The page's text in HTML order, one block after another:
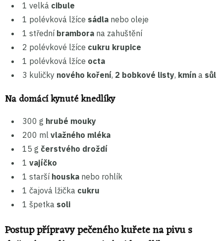
1 velká cibule
1 polévková lžíce sádla nebo oleje
1 střední brambora na zahuštění
2 polévkové lžíce cukru krupice
1 polévková lžíce octa
3 kuličky nového koření, 2 bobkové listy, kmín a sůl
Na domácí kynuté knedlíky
300 g hrubé mouky
200 ml vlažného mléka
15 g čerstvého droždí
1 vajíčko
1 starší houska nebo rohlík
1 čajová lžička cukru
1 špetka soli
Postup přípravy pečeného kuřete na pivu s